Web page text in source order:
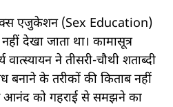
एजुकेशन (Sex Education)
देखा जाता था। कामासूत्र
ने तीसरी-चौथी शताब्दी
बनाने के तरीकों की किताब नहीं
आनंद को गहराई से समझने का